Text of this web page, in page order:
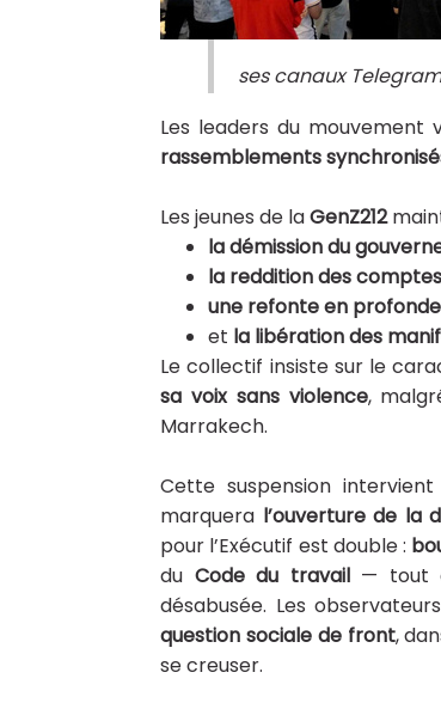
ses canaux
Les leaders du mouvement
rassemblements
Les jeunes de laGenZ212
la démission du
la reddition des comptes
une refonte en
et la libération des
Le collectif insiste sur le
sa voix sans violence,
Marrakech.
Cette suspension
marquera l’ouverture de la
pour l’Exécutif est double :
du Code du travail— tout
désabusée. Les
question sociale de front,
se creuser.